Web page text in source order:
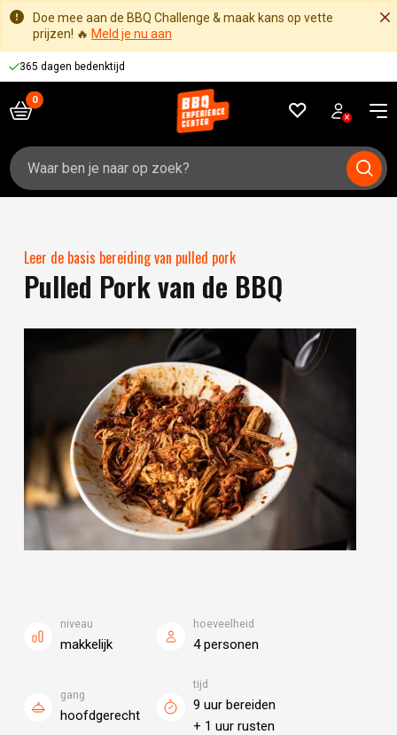
Doe mee aan de BBQ Challenge & maak kans op vette
prijzen! 🔥 Meld je nu aan
365 dagen bedenktijd
Zoeken
naar:
Leer de basis bereiding van pulled pork
Pulled Pork van de BBQ
niveau
makkelijk
hoeveelheid
4 personen
gang
hoofdgerecht
tijd
9 uur bereiden
+ 1 uur rusten